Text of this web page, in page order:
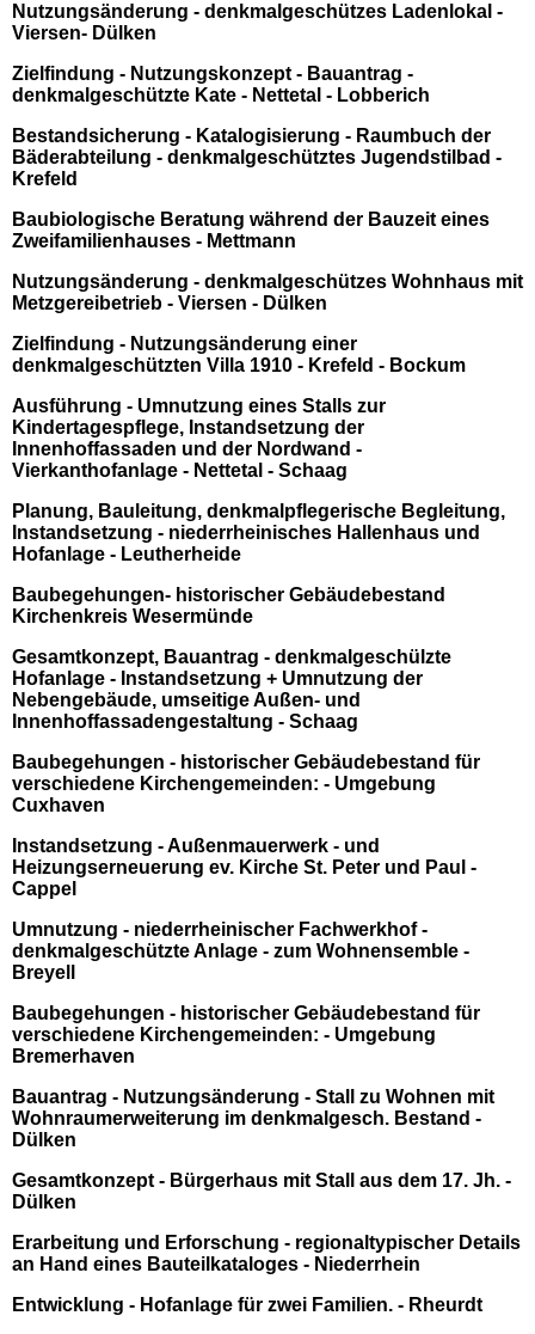
Nutzungsänderung - denkmalgeschützes Ladenlokal -
Viersen- Dülken
Zielfindung - Nutzungskonzept - Bauantrag -
denkmalgeschützte Kate - Nettetal - Lobberich
Bestandsicherung - Katalogisierung - Raumbuch der
Bäderabteilung - denkmalgeschütztes Jugendstilbad -
Krefeld
Baubiologische Beratung während der Bauzeit eines
Zweifamilienhauses - Mettmann
Nutzungsänderung - denkmalgeschützes Wohnhaus mit
Metzgereibetrieb - Viersen - Dülken
Zielfindung - Nutzungsänderung einer
denkmalgeschützten Villa 1910 - Krefeld - Bockum
Ausführung - Umnutzung eines Stalls zur
Kindertagespflege, Instandsetzung der
Innenhoffassaden und der Nordwand -
Vierkanthofanlage - Nettetal - Schaag
Planung, Bauleitung, denkmalpflegerische Begleitung,
Instandsetzung - niederrheinisches Hallenhaus und
Hofanlage - Leutherheide
Baubegehungen- historischer Gebäudebestand
Kirchenkreis Wesermünde
Gesamtkonzept, Bauantrag - denkmalgeschülzte
Hofanlage - Instandsetzung + Umnutzung der
Nebengebäude, umseitige Außen- und
Innenhoffassadengestaltung - Schaag
Baubegehungen - historischer Gebäudebestand für
verschiedene Kirchengemeinden: - Umgebung
Cuxhaven
Instandsetzung - Außenmauerwerk - und
Heizungserneuerung ev. Kirche St. Peter und Paul -
Cappel
Umnutzung - niederrheinischer Fachwerkhof -
denkmalgeschützte Anlage - zum Wohnensemble -
Breyell
Baubegehungen - historischer Gebäudebestand für
verschiedene Kirchengemeinden: - Umgebung
Bremerhaven
Bauantrag - Nutzungsänderung - Stall zu Wohnen mit
Wohnraumerweiterung im denkmalgesch. Bestand -
Dülken
Gesamtkonzept - Bürgerhaus mit Stall aus dem 17. Jh. -
Dülken
Erarbeitung und Erforschung - regionaltypischer Details
an Hand eines Bauteilkataloges - Niederrhein
Entwicklung - Hofanlage für zwei Familien. - Rheurdt